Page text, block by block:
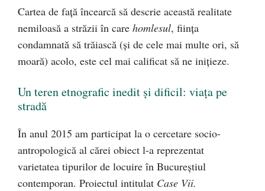
Cartea de față încearcă să descrie această realitate
nemiloasă a străzii în care homlesul, ființa
condamnată să trăiască (și de cele mai multe ori, să
moară) acolo, este cel mai calificat să ne inițieze.
Un teren etnografic inedit și dificil: viața pe
stradă
În anul 2015 am participat la o cercetare socio-
antropologică al cărei obiect l-a reprezentat
varietatea tipurilor de locuire în Bucureștiul
contemporan. Proiectul intitulat Case Vii.